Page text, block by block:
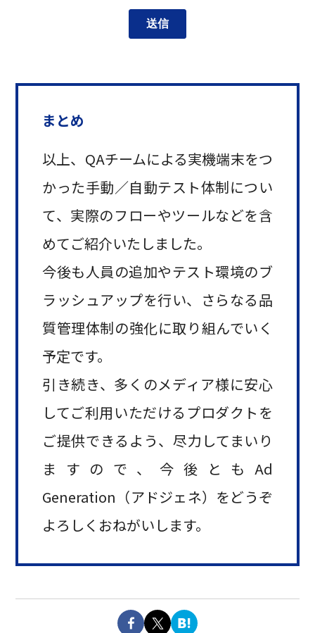
まとめ
以上、QAチームによる実機端末をつ
かった手動／自動テスト体制につい
て、実際のフローやツールなどを含
めてご紹介いたしました。
今後も人員の追加やテスト環境のブ
ラッシュアップを行い、さらなる品
質管理体制の強化に取り組んでいく
予定です。
引き続き、多くのメディア様に安心
してご利用いただけるプロダクトを
ご提供できるよう、尽力してまいり
ますので、今後ともAd
Generation（アドジェネ）をどうぞ
よろしくおねがいします。